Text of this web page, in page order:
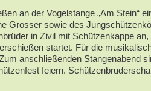
an der Vogelstange „Am Stein“
Grosser sowie des
in Zivil mit Schützenkappe
startet. Für die
anschließenden Stangenabend
feiern.